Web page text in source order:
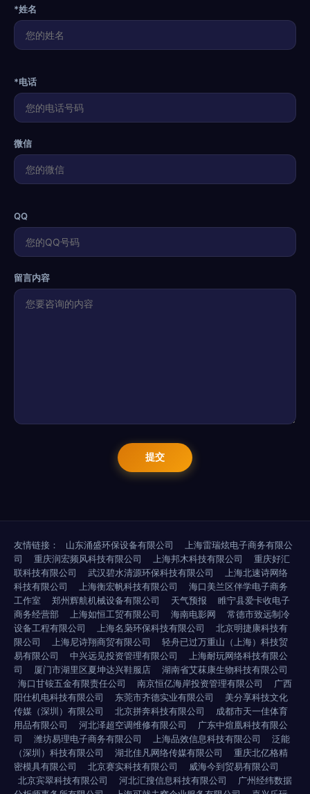
*姓名
*电话
微信
QQ
留言内容
友情链接： 山东涌盛环保设备有限公司
上海雷瑞炫电子商务有限公
司
重庆润宏频风科技有限公司 上海邦木科技有限公司
重庆好汇
联科技有限公司
武汉碧水清源环保科技有限公司
上海北速诗网络
科技有限公司
上海衡宏帆科技有限公司
海口美兰区伴学电子商务
工作室
郑州辉航机械设备有限公司 天气预报
睢宁县爱卡收电子
商务经营部
上海如恒工贸有限公司 海南电影网
常德市致远制冷
设备工程有限公司
上海名枭环保科技有限公司
北京明捷康科技有
限公司
上海尼诗翔商贸有限公司
轻舟已过万重山（上海）科技贸
易有限公司
中兴远见投资管理有限公司
上海耐玩网络科技有限公
司
厦门市湖里区夏坤达兴鞋服店
湖南省艾菻康生物科技有限公司
海口甘铵五金有限责任公司
南京恒亿海岸投资管理有限公司
广西
阳仕机电科技有限公司
东莞市齐德实业有限公司
美分享科技文化
传媒（深圳）有限公司
北京拼奔科技有限公司
成都市天一佳体育
用品有限公司
河北泽超空调维修有限公司
广东中煊凰科技有限公
司
潍坊易理电子商务有限公司 上海品效信息科技有限公司
泛能
（深圳）科技有限公司
湖北佳凡网络传媒有限公司
重庆北亿格精
密模具有限公司
北京赛实科技有限公司
威海今到贸易有限公司
北京宾翠科技有限公司
河北汇搜信息科技有限公司
广州经纬数据